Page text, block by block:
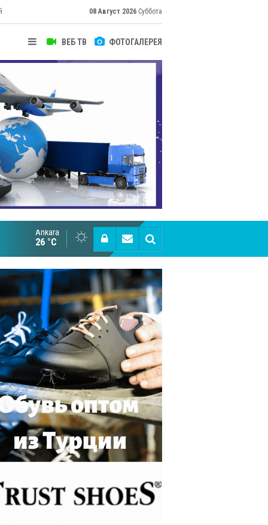
08 Август 2026 Суббота
ВЕБ ТВ ФОТОГАЛЕРЕЯ
Cottonhill покоряет мировые рынки
Ankara
26 °C